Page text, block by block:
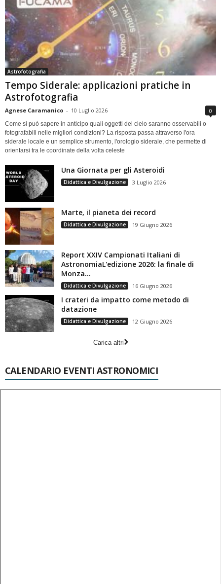
Astrofotografia
Tempo Siderale: applicazioni pratiche in
Astrofotografia
Agnese Caramanico - 10 Luglio 2026 0
Come si può sapere in anticipo quali oggetti del cielo saranno osservabili o
fotografabili nelle migliori condizioni? La risposta passa attraverso l'ora
siderale locale e un semplice strumento, l'orologio siderale, che permette di
orientarsi tra le coordinate della volta celeste
Una Giornata per gli Asteroidi
Didattica e Divulgazione 3 Luglio 2026
Marte, il pianeta dei record
Didattica e Divulgazione 19 Giugno 2026
Report XXIV Campionati Italiani di
AstronomiaL'edizione 2026: la finale di
Monza...
Didattica e Divulgazione 16 Giugno 2026
I crateri da impatto come metodo di
datazione
Didattica e Divulgazione 12 Giugno 2026
Carica altri
CALENDARIO EVENTI ASTRONOMICI